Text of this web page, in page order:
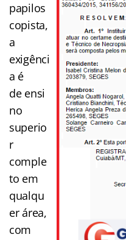
papilos
copista,
a
exigênci
a é
de ensi
no
superio
r
comple
to em
qualqu
er área,
com